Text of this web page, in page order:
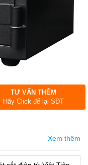
TƯ VẤN THÊM
Hãy Click để lại SĐT
Xem thêm